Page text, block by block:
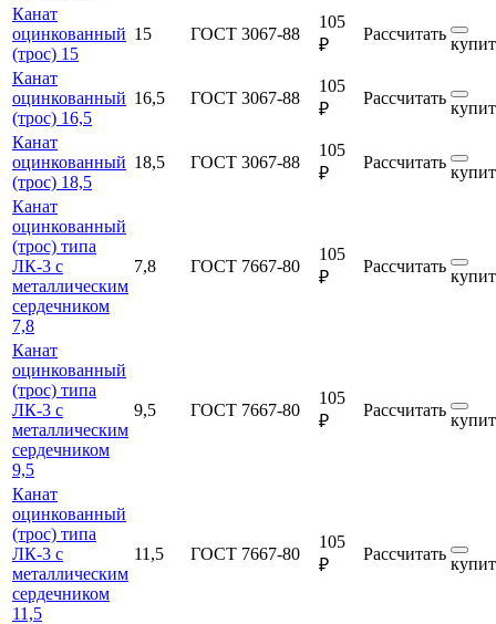
Канат
оцинкованный
(трос) 15
15 ГОСТ 3067-88
105
₽
Рассчитать
Канат
оцинкованный
(трос) 16,5
16,5 ГОСТ 3067-88
105
₽
Рассчитать
Канат
оцинкованный
(трос) 18,5
18,5 ГОСТ 3067-88
105
₽
Рассчитать
Канат
оцинкованный
(трос) типа
ЛК-3 с
металлическим
сердечником
7,8
7,8 ГОСТ 7667-80
105
₽
Рассчитать
Канат
оцинкованный
(трос) типа
ЛК-3 с
металлическим
сердечником
9,5
9,5 ГОСТ 7667-80
105
₽
Рассчитать
Канат
оцинкованный
(трос) типа
ЛК-3 с
металлическим
сердечником
11,5
11,5 ГОСТ 7667-80
105
₽
Рассчитать